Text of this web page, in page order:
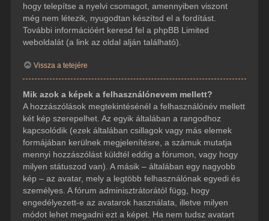
hogy telepítse a nyelvi csomagot, amennyiben viszont
még nem létezik, nyugodtan készítsd el a fordítást.
További információért keresd fel a phpBB Limited
weboldalát (a link az oldal alján található).
Vissza a tetejére
Mik azok a képek a felhasználónevem mellett?
A hozzászólások megtekintésénél a felhasználónév mellett
két kép szerepelhet. Az egyik általában a rangodhoz
kapcsolódik (ezek általában csillagok vagy más elemek
formájában kerülnek megjelenítésre, a számuk mutatja
mennyi hozzászólást küldtél eddig a fórumon, vagy hogy
milyen státuszod van). A másik – általában egy nagyobb
kép – az avatar, mely a legtöbb felhasználónak egyedi és
személyes. A fórum adminisztrátorától függ, hogy
engedélyezett-e az avatarok használata, illetve milyen
módot lehet megadni ezt a képet. Ha nem tudsz avatart